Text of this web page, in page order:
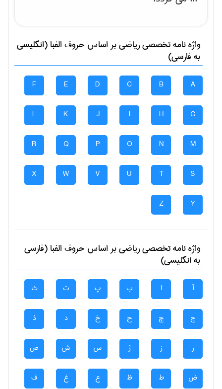
واژه نامه تخصصیرياضیبر اساس حروف الفبا (انگلیسی
به فارسی)
A
B
C
D
E
F
G
H
I
J
K
L
M
N
O
P
Q
R
S
T
U
V
W
X
Y
Z
واژه نامه تخصصیرياضیبر اساس حروف الفبا (فارسی
به انگلیسی)
آ ا ب پ ت ث
ج چ ح خ د ذ
ر ز ژ س ش ص
ض ط ظ ع غ ف